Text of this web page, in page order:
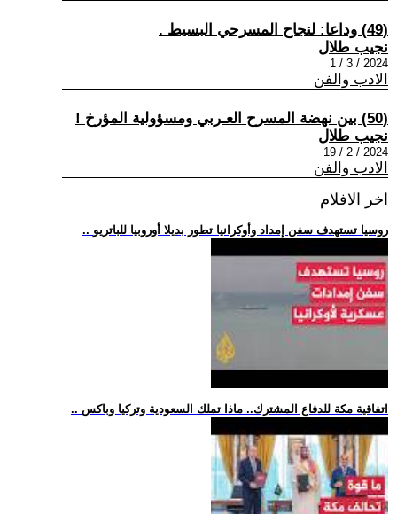
(49) وداعا: لنجاح المسرحي البسيط .
نجيب طلال
2024 / 3 / 1
الادب والفن
(50) بين نهضة المسرح العـربي ومسؤولية المؤرخ !
نجيب طلال
2024 / 2 / 19
الادب والفن
اخر الافلام
.. روسيا تستهدف سفن إمداد وأوكرانيا تطور بديلا أوروبيا للباتريو
.. اتفاقية مكة للدفاع المشترك.. ماذا تملك السعودية وتركيا وباكس